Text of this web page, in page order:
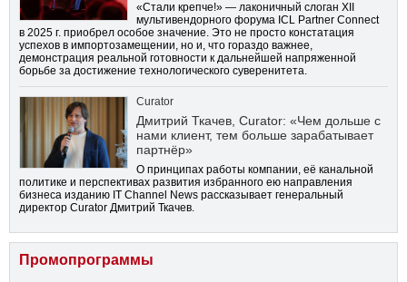
«Стали крепче!» — лаконичный слоган XII
мультивендорного форума ICL Partner Connect
в 2025 г. приобрел особое значение. Это не просто констатация
успехов в импортозамещении, но и, что гораздо важнее,
демонстрация реальной готовности к дальнейшей напряженной
борьбе за достижение технологического суверенитета.
Curator
Дмитрий Ткачев, Curator: «Чем дольше с
нами клиент, тем больше зарабатывает
партнёр»
О принципах работы компании, её канальной
политике и перспективах развития избранного ею направления
бизнеса изданию IT Channel News рассказывает генеральный
директор Curator Дмитрий Ткачев.
Промопрограммы